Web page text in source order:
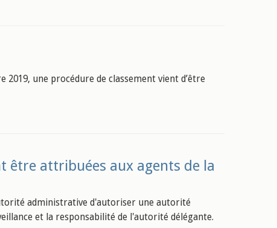
2019, une procédure de classement vient d’être
être attribuées aux agents de la
administrative d'autoriser une autorité
et la responsabilité de l'autorité délégante.